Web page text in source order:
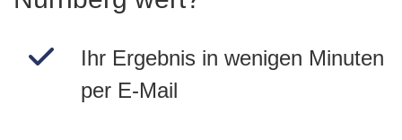
Ihr Ergebnis in wenigen Minuten
per E-Mail